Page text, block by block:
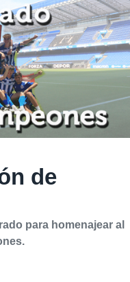
de
para homenajear al